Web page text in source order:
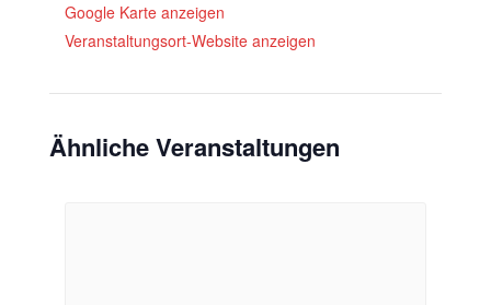
Google Karte anzeigen
Veranstaltungsort-Website anzeigen
Ähnliche Veranstaltungen